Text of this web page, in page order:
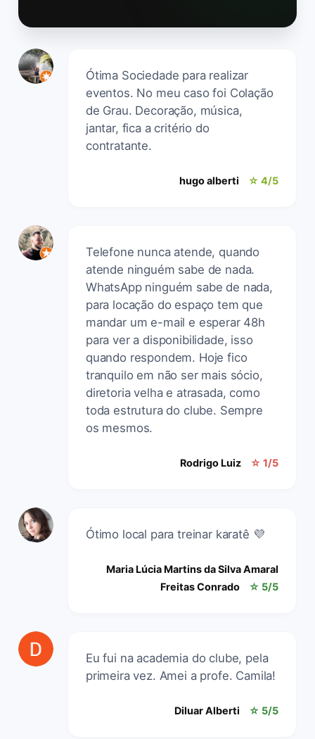
Ótima Sociedade para realizar
eventos. No meu caso foi Colação
de Grau. Decoração, música,
jantar, fica a critério do
contratante.
hugo alberti ☆ 4/5
Telefone nunca atende, quando
atende ninguém sabe de nada.
WhatsApp ninguém sabe de nada,
para locação do espaço tem que
mandar um e-mail e esperar 48h
para ver a disponibilidade, isso
quando respondem. Hoje fico
tranquilo em não ser mais sócio,
diretoria velha e atrasada, como
toda estrutura do clube. Sempre
os mesmos.
Rodrigo Luiz ☆ 1/5
Ótimo local para treinar karatê 💜
Maria Lúcia Martins da Silva Amaral
Freitas Conrado
☆ 5/5
Eu fui na academia do clube, pela
primeira vez. Amei a profe. Camila!
Diluar Alberti ☆ 5/5